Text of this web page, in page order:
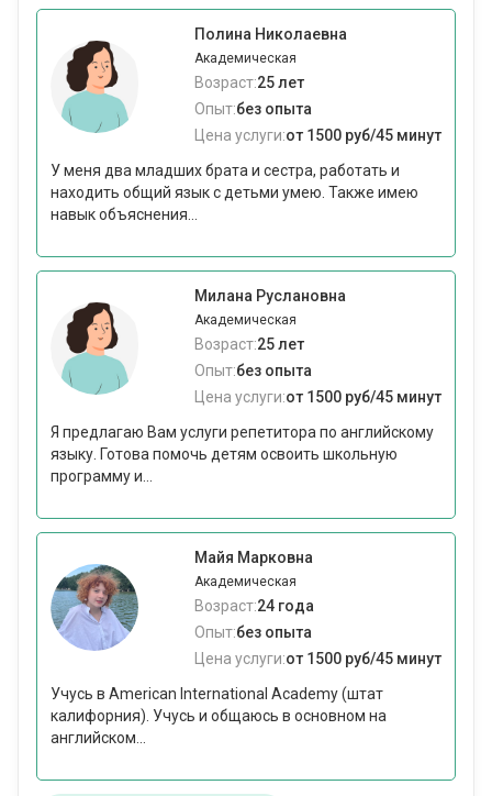
Полина Николаевна
Академическая
Возраст:25 лет
Опыт:без опыта
Цена услуги:от 1500 руб/45 минут
У меня два младших брата и сестра, работать и
находить общий язык с детьми умею. Также имею
навык объяснения...
Милана Руслановна
Академическая
Возраст:25 лет
Опыт:без опыта
Цена услуги:от 1500 руб/45 минут
Я предлагаю Вам услуги репетитора по английскому
языку. Готова помочь детям освоить школьную
программу и...
Майя Марковна
Академическая
Возраст:24 года
Опыт:без опыта
Цена услуги:от 1500 руб/45 минут
Учусь в American International Academy (штат
калифорния). Учусь и общаюсь в основном на
английском...